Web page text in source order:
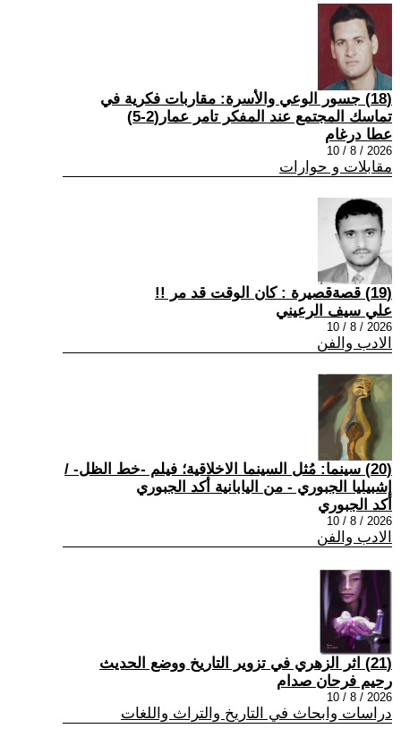
(18) جسور الوعي والأسرة: مقاربات فكرية في
تماسك المجتمع عند المفكر تامر عمار(2-5)
عطا درغام
2026 / 8 / 10
مقابلات و حوارات
(19) قصةقصيرة : كان الوقت قد مر !!
علي سيف الرعيني
2026 / 8 / 10
الادب والفن
(20) سينما: مُثل السينما الاخلاقية؛ فيلم -خط الظل- /
إشبيليا الجبوري - من اليابانية أكد الجبوري
أكد الجبوري
2026 / 8 / 10
الادب والفن
(21) اثر الزهري في تزوير التاريخ ووضع الحديث
رحيم فرحان صدام
2026 / 8 / 10
دراسات وابحاث في التاريخ والتراث واللغات